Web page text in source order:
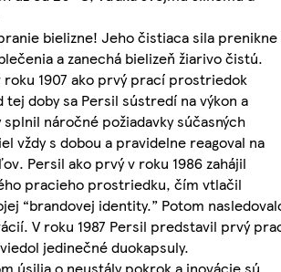
bielizne! Jeho čistiaca sila prenikne
a zanechá bielizeň žiarivo čistú.
roku 1907 ako prvý prací prostriedok
doby sa Persil sústredí na výkon a
náročné požiadavky súčasných
vždy s dobou a pravidelne reagoval na
Persil ako prvý v roku 1986 zahájil
pracieho prostriedku, čím vtlačil
“brandovej identity.” Potom
V roku 1987 Persil predstavil prvý
jedinečné duokapsuly.